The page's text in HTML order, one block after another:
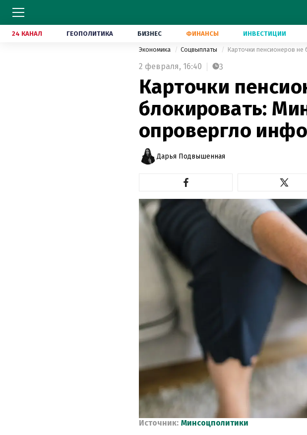
24 КАНАЛ ГЕОПОЛИТИКА БИЗНЕС ФИНАНСЫ ИНВЕСТИЦИИ
Экономика Соцвыплаты Карточки пенсионеров
2 февраля, 16:40 3
Карточки
блокировать:
опровергло
Дарья Подвышенная
Источник: Минсоцполитики